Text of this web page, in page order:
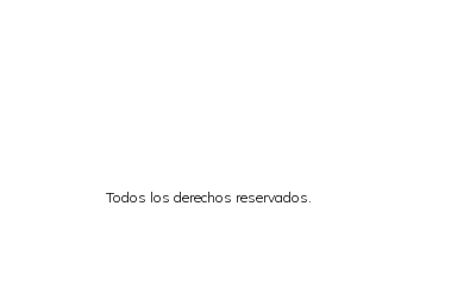
Todos los derechos reservados.